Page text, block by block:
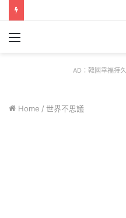
AD：韓國幸福持
Home / 世界不思議